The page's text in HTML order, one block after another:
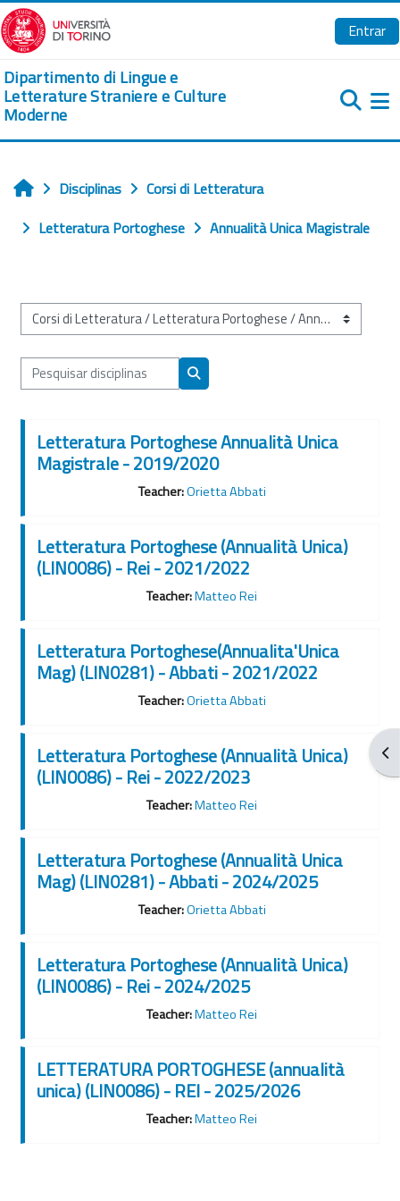
Ir para o conteúdo principal
Entrar
Dipartimento di Lingue e
Letterature Straniere e Culture
Moderne
Início
Disciplinas
Corsi di Letteratura
Letteratura Portoghese
Annualità Unica Magistrale
Categorias de disciplinas
Pesquisar disciplinas
Pesquisar disciplinas
Letteratura Portoghese Annualità Unica
Magistrale - 2019/2020
Teacher:Orietta Abbati
Letteratura Portoghese (Annualità Unica)
(LIN0086) - Rei - 2021/2022
Teacher:Matteo Rei
Letteratura Portoghese(Annualita'Unica
Mag) (LIN0281) - Abbati - 2021/2022
Teacher:Orietta Abbati
Letteratura Portoghese (Annualità Unica)
(LIN0086) - Rei - 2022/2023
Teacher:Matteo Rei
Letteratura Portoghese (Annualità Unica
Mag) (LIN0281) - Abbati - 2024/2025
Teacher:Orietta Abbati
Letteratura Portoghese (Annualità Unica)
(LIN0086) - Rei - 2024/2025
Teacher:Matteo Rei
LETTERATURA PORTOGHESE (annualità
unica) (LIN0086) - REI - 2025/2026
Teacher:Matteo Rei